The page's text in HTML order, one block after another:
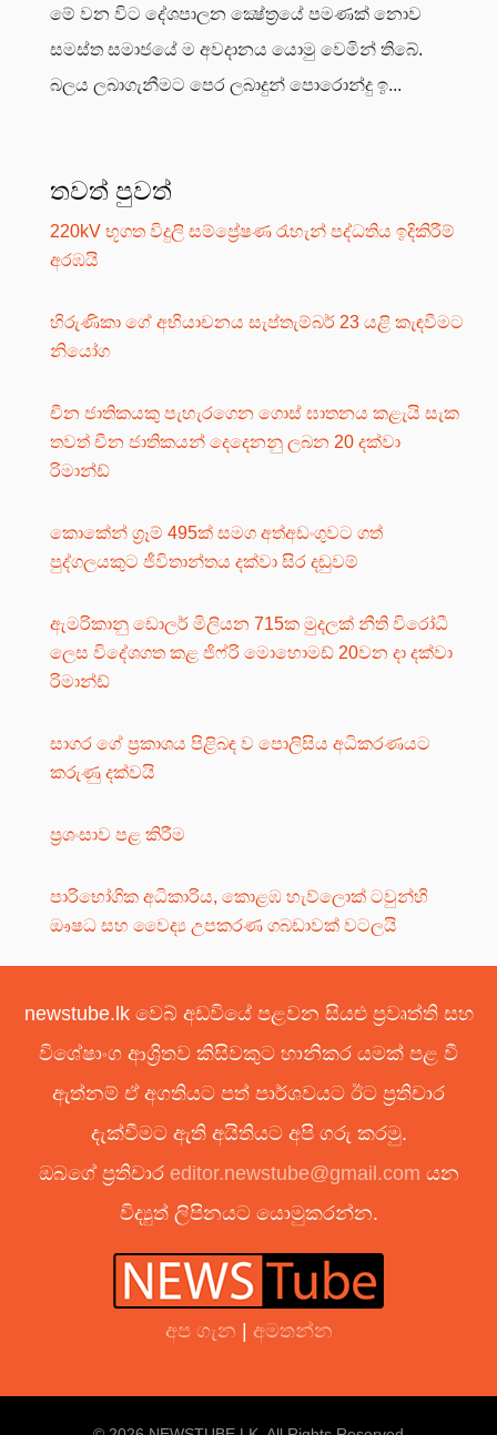
මේ වන විට දේශපාලන ක්‍ෂේත්‍රයේ පමණක් නොව
සමස්ත සමාජයේ ම අවදානය යොමු වෙමින් තිබේ.
බලය ලබාගැනීමට පෙර ලබාදුන් පොරොන්දු ඉ...
තවත් පුවත්
220kV භූගත විදුලි සම්ප්‍රේෂණ රැහැන් පද්ධතිය ඉදිකිරීම්
අරඹයි
හිරුණිකා ගේ අභියාචනය සැප්තැම්බර් 23 යළි කැඳවීමට
නියෝග
චීන ජාතිකයකු පැහැරගෙන ගොස් ඝාතනය කළැයි සැක
තවත් චීන ජාතිකයන් දෙදෙනනු ලබන 20 දක්වා
රිමාන්ඩ්
කොකේන් ග්‍රෑම් 495ක් සමග අත්අඩංගුවට ගත්
පුද්ගලයකුට ජීවිතාන්තය දක්වා සිර දඬුවම්
ඇමරිකානු ඩොලර් මිලියන 715ක මුදලක් නීති විරෝධී
ලෙස විදේශගත කළ ජිෆ්රි මොහොමඩ් 20වන දා දක්වා
රිමාන්ඩ්
සාගර ගේ ප්‍රකාශය පිළිබඳ ව පොලිසිය අධිකරණයට
කරුණු දක්වයි
ප්‍රශංසාව පළ කිරීම
පාරිභෝගික අධිකාරිය, කොළඹ හැව්ලොක් ටවුන්හි
ඖෂධ සහ වෛද්‍ය උපකරණ ගබඩාවක් වටලයි
newstube.lk වෙබ් අඩවියේ පළවන සියළු ප්‍රවෘත්ති සහ
විශේෂාංග ආශ්‍රිතව කිසිවකුට හානිකර යමක් පළ වී
ඇත්නම් ඒ අගතියට පත් පාර්ශවයට ඊට ප්‍රතිචාර
දැක්වීමට ඇති අයිතියට අපි ගරු කරමු.
ඔබගේ ප්‍රතිචාර editor.newstube@gmail.com යන
විද්‍යුත් ලිපිනයට යොමුකරන්න.
අප ගැන අමතන්න